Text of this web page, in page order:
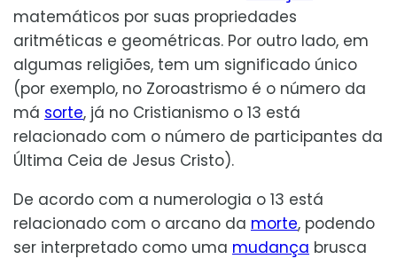
matemáticos por suas propriedades
aritméticas e geométricas. Por outro lado, em
algumas religiões, tem um significado único
(por exemplo, no Zoroastrismo é o número da
má sorte, já no Cristianismo o 13 está
relacionado com o número de participantes da
Última Ceia de Jesus Cristo).
De acordo com a numerologia o 13 está
relacionado com o arcano da morte, podendo
ser interpretado como uma mudança brusca